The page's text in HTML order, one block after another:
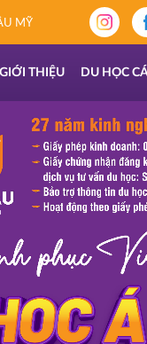
MỸ
GIỚI THIỆU DU HỌC